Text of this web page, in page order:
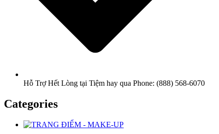
Hỗ Trợ Hết Lòng tại Tiệm hay qua Phone: (888) 568-6070
Categories